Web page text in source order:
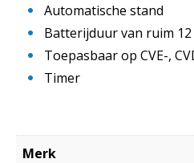
Automatische stand
Batterijduur van ruim
Toepasbaar op CVE-,
Timer
Merk